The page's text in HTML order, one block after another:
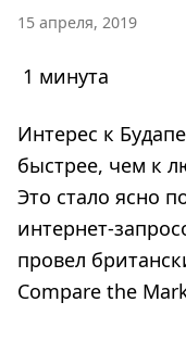
15 апреля, 2019
1 минута
Интерес к
быстрее, чем к
Это стало ясно
интернет-
провел
Compare the